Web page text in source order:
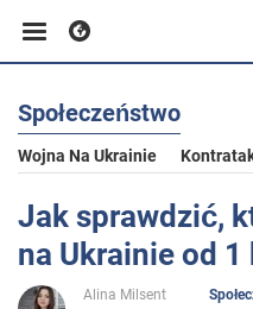
Biznes
Sport
Rozrywka
Społeczeństwo
Wojna Na Ukrainie
Jak sprawdzić,
na Ukrainie od
Alina Milsent